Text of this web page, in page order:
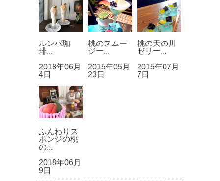
ルンバ珈
琲...
2018年06月
4日
桃のスムー
ジー...
2015年05月
23日
桃の天の川
ゼリー...
2015年07月
7日
ふんわりス
ポンジの桃
の...
2018年06月
9日